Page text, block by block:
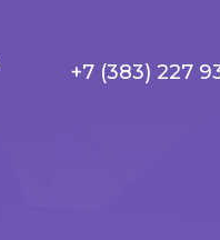
+7 (383) 227